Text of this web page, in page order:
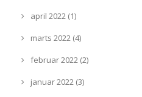
april 2022 (1)
marts 2022 (4)
februar 2022 (2)
januar 2022 (3)